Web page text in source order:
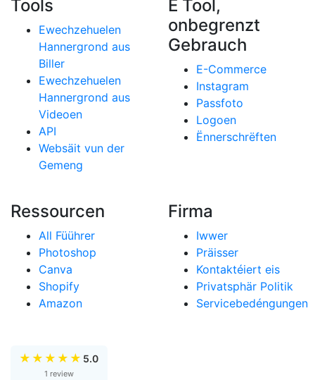
Tools
Ewechzehuelen
Hannergrond aus
Biller
Ewechzehuelen
Hannergrond aus
Videoen
API
Websäit vun der
Gemeng
E Tool,
onbegrenzt
Gebrauch
E-Commerce
Instagram
Passfoto
Logoen
Ënnerschrëften
Ressourcen
All Füührer
Photoshop
Canva
Shopify
Amazon
Firma
Iwwer
Präisser
Kontaktéiert eis
Privatsphär Politik
Servicebedéngungen
★ ★ ★ ★ ★ 5.0
1 review